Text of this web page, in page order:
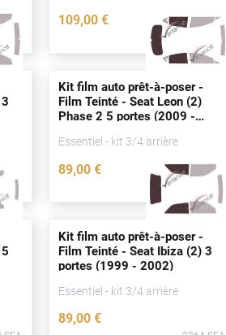
SEA
109,00 €
2249-SEA
SEA
Kit film auto prêt-à-poser -
Film Teinté - Seat Leon (2)
Phase 2 5portes (2009 -
Essentiel - kit 3/4 arrière
89,00 €
2274-SEA
Kit film auto prêt-à-poser -
Film Teinté - Seat Ibiza (2) 3
portes (1999 - 2002)
Essentiel - kit 3/4 arrière
89,00 €